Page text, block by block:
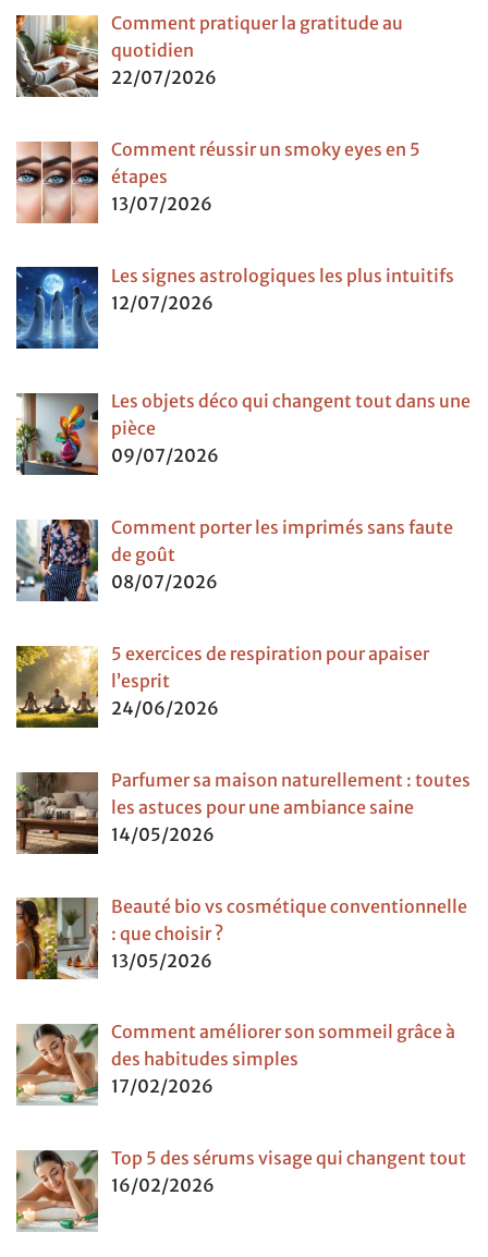
Comment pratiquer la gratitude au
quotidien
22/07/2026
Comment réussir un smoky eyes en 5
étapes
13/07/2026
Les signes astrologiques les plus intuitifs
12/07/2026
Les objets déco qui changent tout dans une
pièce
09/07/2026
Comment porter les imprimés sans faute
de goût
08/07/2026
5 exercices de respiration pour apaiser
l’esprit
24/06/2026
Parfumer sa maison naturellement : toutes
les astuces pour une ambiance saine
14/05/2026
Beauté bio vs cosmétique conventionnelle
: que choisir ?
13/05/2026
Comment améliorer son sommeil grâce à
des habitudes simples
17/02/2026
Top 5 des sérums visage qui changent tout
16/02/2026